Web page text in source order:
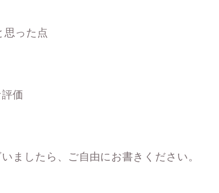
思った点
価
ましたら、ご自由にお書きください。